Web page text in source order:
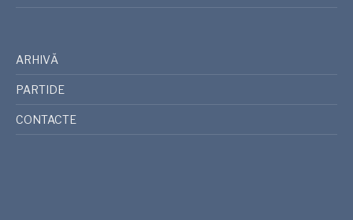
ARHIVĂ
PARTIDE
CONTACTE